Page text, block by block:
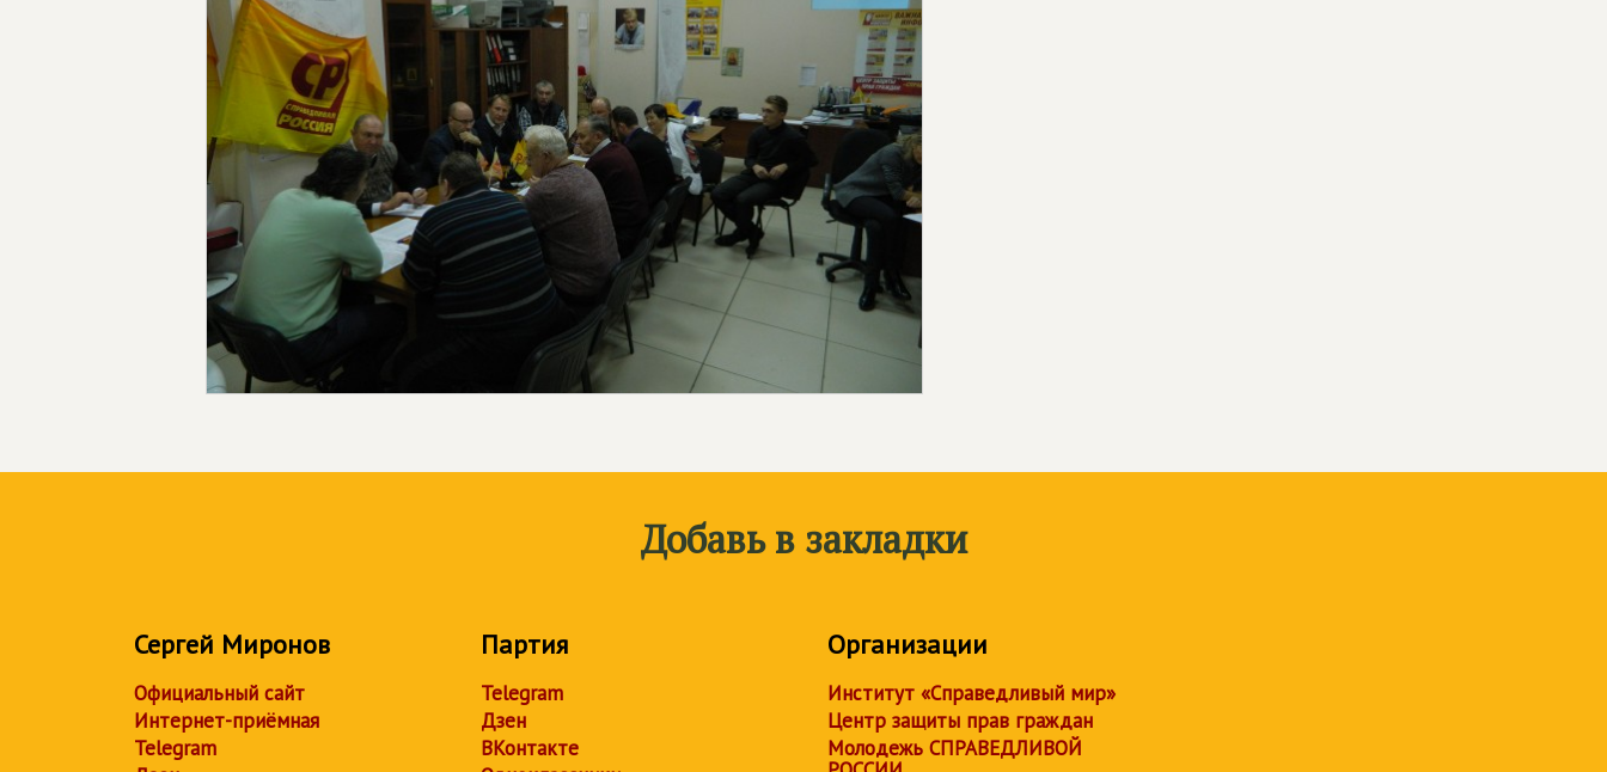
Добавь в закладки
Сергей Миронов
Официальный сайт
Интернет-приёмная
Telegram
Партия
Telegram
Дзен
ВКонтакте
Организации
Институт «Справедливый мир»
Центр защиты прав граждан
Молодежь СПРАВЕДЛИВОЙ